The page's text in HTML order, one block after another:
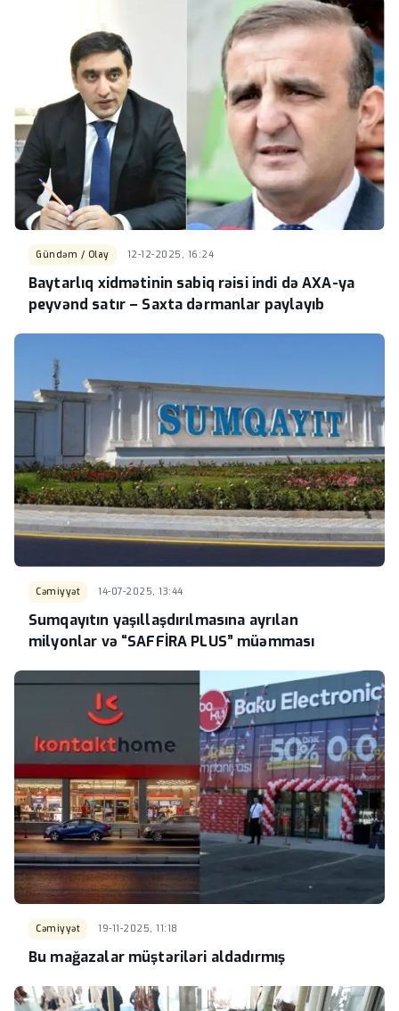
Gündəm / Olay 12-12-2025, 16:24
Baytarlıq xidmətinin sabiq rəisi indi də AXA-ya
peyvənd satır – Saxta dərmanlar paylayıb
Cəmiyyət 14-07-2025, 13:44
Sumqayıtın yaşıllaşdırılmasına ayrılan
milyonlar və “SAFFİRA PLUS” müəmması
Cəmiyyət 19-11-2025, 11:18
Bu mağazalar müştəriləri aldadırmış